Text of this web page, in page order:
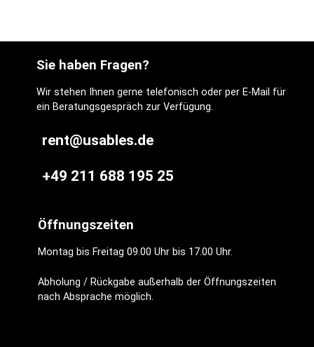
Sie haben Fragen?
Wir stehen Ihnen gerne telefonisch oder per E-Mail für
ein Beratungsgespräch zur Verfügung.
rent@usables.de
+49 211 688 195 25
Öffnungszeiten
Montag bis Freitag 09.00 Uhr bis 17.00 Uhr.
Abholung / Rückgabe außerhalb der Öffnungszeiten
nach Absprache möglich.